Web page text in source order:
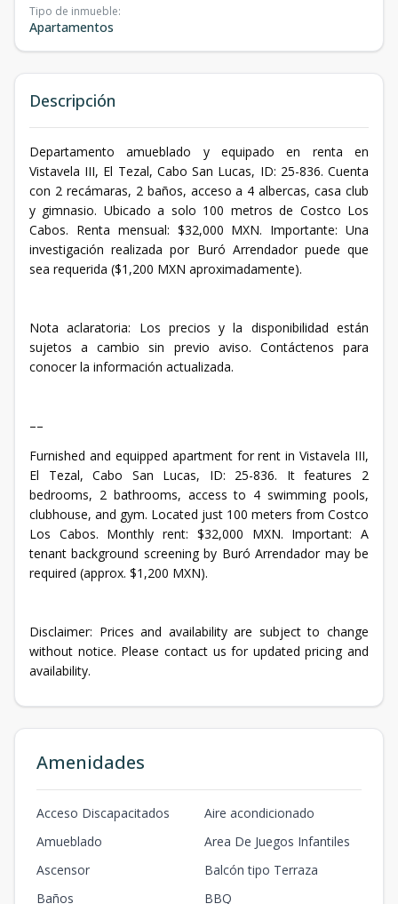
Tipo de inmueble:
Apartamentos
Descripción
Departamento amueblado y equipado en renta en
Vistavela III, El Tezal, Cabo San Lucas, ID: 25-836. Cuenta
con 2 recámaras, 2 baños, acceso a 4 albercas, casa club
y gimnasio. Ubicado a solo 100 metros de Costco Los
Cabos. Renta mensual: $32,000 MXN. Importante: Una
investigación realizada por Buró Arrendador puede que
sea requerida ($1,200 MXN aproximadamente).
Nota aclaratoria: Los precios y la disponibilidad están
sujetos a cambio sin previo aviso. Contáctenos para
conocer la información actualizada.
––
Furnished and equipped apartment for rent in Vistavela III,
El Tezal, Cabo San Lucas, ID: 25-836. It features 2
bedrooms, 2 bathrooms, access to 4 swimming pools,
clubhouse, and gym. Located just 100 meters from Costco
Los Cabos. Monthly rent: $32,000 MXN. Important: A
tenant background screening by Buró Arrendador may be
required (approx. $1,200 MXN).
Disclaimer: Prices and availability are subject to change
without notice. Please contact us for updated pricing and
availability.
Amenidades
Acceso Discapacitados
Aire acondicionado
Amueblado
Area De Juegos Infantiles
Ascensor
Balcón tipo Terraza
Baños
BBQ